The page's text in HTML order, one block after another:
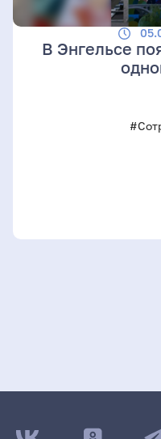
В Энгельсе